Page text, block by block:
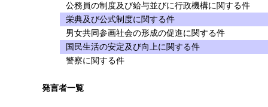
公務員の制度及び給与並びに行政機構に関する件
栄典及び公式制度に関する件
男女共同参画社会の形成の促進に関する件
国民生活の安定及び向上に関する件
警察に関する件
発言者一覧